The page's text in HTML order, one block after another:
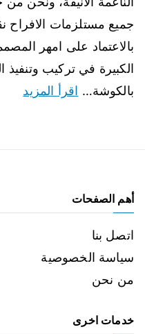
جميع مستلزمات
بالاعتماد على امهر
الكبيرة في تركيب
بالكوشة… اقرأ المزيد
أهم الصفحات
اتصل بنا
سياسة الخصوصية
من نحن
خدمات اخرى